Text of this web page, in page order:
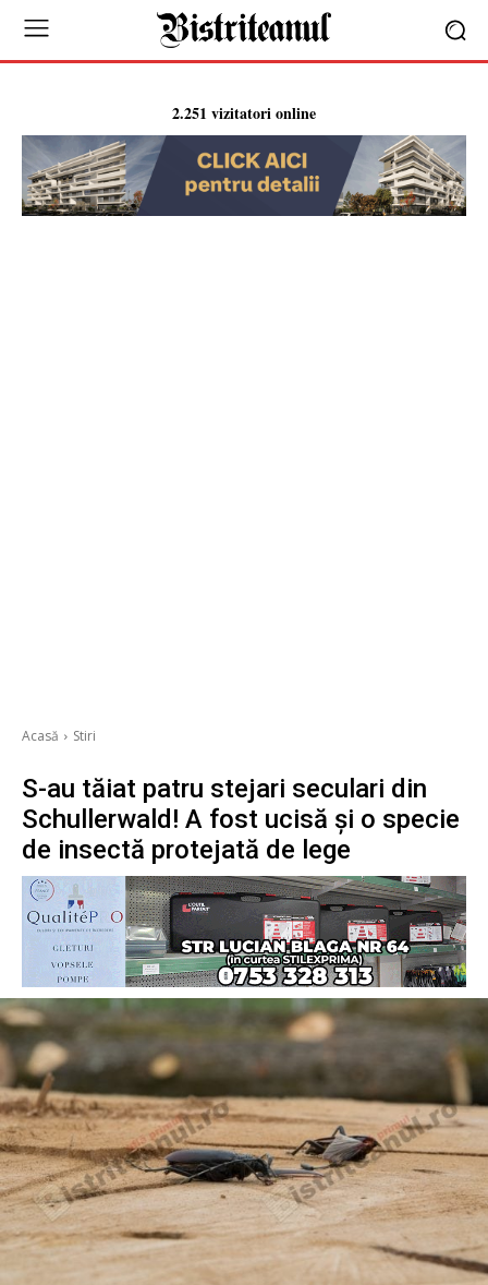
2.251 vizitatori online
Acasă Stiri
S-au tăiat patru stejari seculari din
Schullerwald! A fost ucisă și o specie
de insectă protejată de lege